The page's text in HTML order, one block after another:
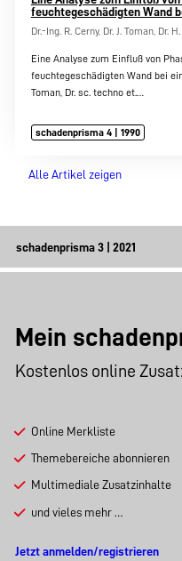
feuchtegeschädigten Wand
Dr.-Ing. R. Cerny, Dr. J. Toman, Dr.
Eine Analyse zum Einfluß von
feuchtegeschädigten Wand bei
Toman, Dr. sc. techno et.…
schadenprisma 4 | 1990
Alle Artikel zeigen
Mein
Kostenlos online
Online Merkliste
Themebereiche abonnieren
Multimediale Zusatzinhalte
und vieles mehr …
Jetzt anmelden/registrieren